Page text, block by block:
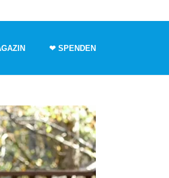
❤ SPENDEN